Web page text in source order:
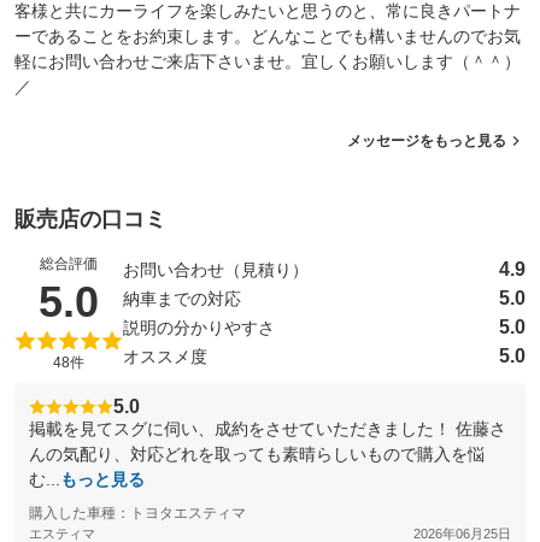
客様と共にカーライフを楽しみたいと思うのと、常に良きパートナ
ーであることをお約束します。どんなことでも構いませんのでお気
軽にお問い合わせご来店下さいませ。宜しくお願いします（＾＾）
／
メッセージをもっと見る
販売店の口コミ
総合評価
5.0 （5点満点中）
48件
お問い合わせ（見積り） 4.9
納車までの対応 5.0
説明の分かりやすさ 5.0
オススメ度 5.0
5.0
掲載を見てスグに伺い、成約をさせていただきました！ 佐藤さ
んの気配り、対応どれを取っても素晴らしいもので購入を悩
む...
もっと見る
購入した車種：トヨタエスティマ
エスティマ 2026年06月25日